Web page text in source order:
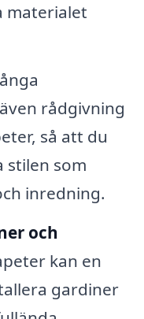
materialet
rådgivning
så att du
stilen som
inredning.
och
kan en
gardiner